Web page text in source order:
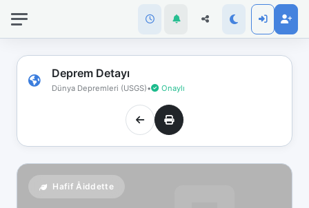
Deprem Detayı
Dünya Depremleri (USGS)• Onaylı
Hafif Åiddette
bağlantınız
koptu!
Çevrimdışı
moddasınız.